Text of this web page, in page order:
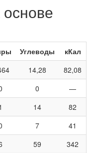
Углеводы
кКал
14,28
82,08
0
—
14
82
7
41
59 342